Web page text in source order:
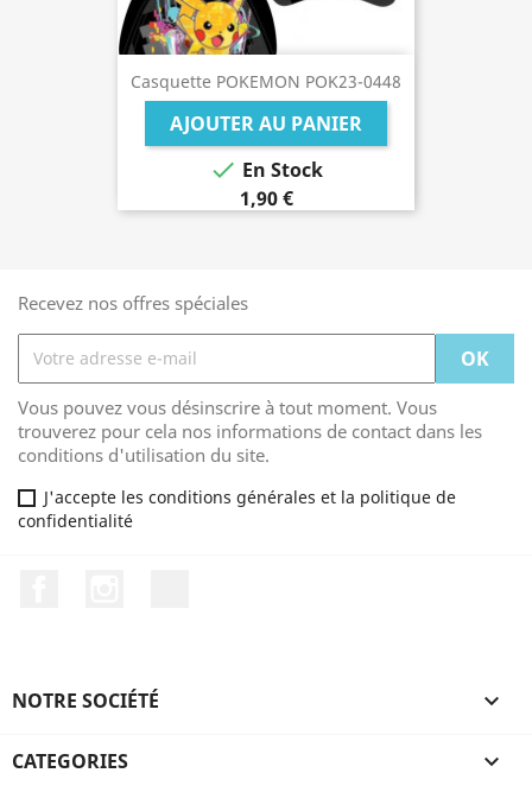
Casquette POKEMON POK23-0448
AJOUTER AU PANIER
 En Stock
1,90 €
Recevez nos offres spéciales
Vous pouvez vous désinscrire à tout moment. Vous
trouverez pour cela nos informations de contact dans les
conditions d'utilisation du site.
J'accepte les conditions générales et la politique de
confidentialité
NOTRE SOCIÉTÉ 
CATEGORIES 